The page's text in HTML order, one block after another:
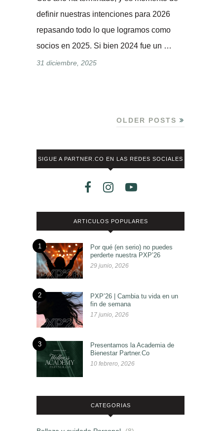
definir nuestras intenciones para 2026
repasando todo lo que logramos como
socios en 2025. Si bien 2024 fue un …
31 diciembre, 2025
OLDER POSTS
SIGUE A PARTNER.CO EN LAS REDES SOCIALES
ARTICULOS POPULARES
1
Por qué (en serio) no puedes
perderte nuestra PXP’26
29 junio, 2026
2
PXP’26 | Cambia tu vida en un
fin de semana
17 junio, 2026
3
Presentamos la Academia de
Bienestar Partner.Co
10 febrero, 2026
CATEGORIAS